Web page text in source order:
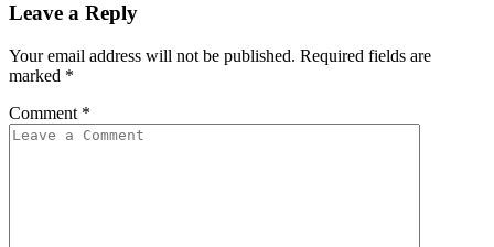
Leave a Reply
Your email address will not be published. Required fields are
marked *
Comment *